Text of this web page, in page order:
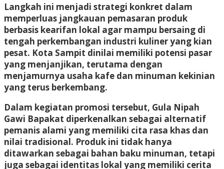
Langkah ini menjadi strategi konkret dalam
memperluas jangkauan pemasaran produk
berbasis kearifan lokal agar mampu bersaing di
tengah perkembangan industri kuliner yang kian
pesat. Kota Sampit dinilai memiliki potensi pasar
yang menjanjikan, terutama dengan
menjamurnya usaha kafe dan minuman kekinian
yang terus berkembang.
Dalam kegiatan promosi tersebut, Gula Nipah
Gawi Bapakat diperkenalkan sebagai alternatif
pemanis alami yang memiliki cita rasa khas dan
nilai tradisional. Produk ini tidak hanya
ditawarkan sebagai bahan baku minuman, tetapi
juga sebagai identitas lokal yang memiliki cerita